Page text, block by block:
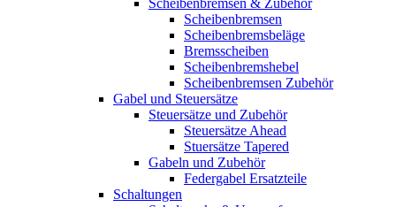
Scheibenbremsen & Zubehör
Scheibenbremsen
Scheibenbremsbeläge
Bremsscheiben
Scheibenbremshebel
Scheibenbremsen Zubehör
Gabel und Steuersätze
Steuersätze und Zubehör
Steuersätze Ahead
Stuersätze Tapered
Gabeln und Zubehör
Federgabel Ersatzteile
Schaltungen